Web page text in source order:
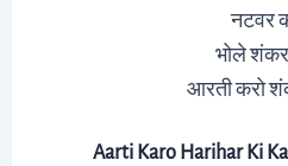
नटवर
भोले
आरती करो
Aarti Karo Harihar Ki